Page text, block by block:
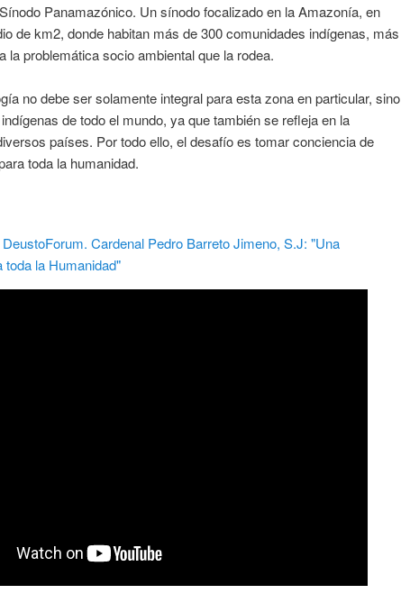
Panamazónico. Un sínodo focalizado en la Amazonía, en
de km2, donde habitan más de 300 comunidades indígenas, más
la problemática socio ambiental que la rodea.
no debe ser solamente integral para esta zona en particular, sino
de todo el mundo, ya que también se refleja en la
países. Por todo ello, el desafío es tomar conciencia de
toda la humanidad.